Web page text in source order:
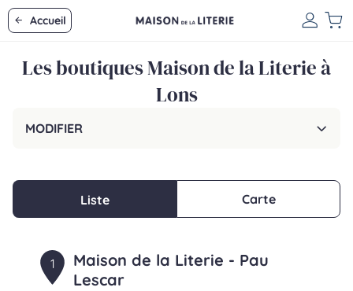
Accueil
Les boutiques Maison de la Literie à
Lons
MODIFIER
Liste Carte
1
Maison de la Literie - Pau
Lescar